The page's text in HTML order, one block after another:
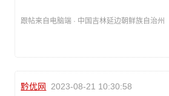
跟帖来自电脑端 · 中国吉林延边朝鲜族自治州
黔优网 2023-08-21 10:30:58